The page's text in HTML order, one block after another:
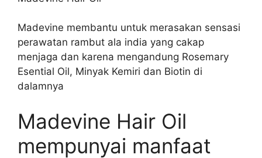
Madevine membantu untuk merasakan sensasi
perawatan rambut ala india yang cakap
menjaga dan karena mengandung Rosemary
Esential Oil, Minyak Kemiri dan Biotin di
dalamnya
Madevine Hair Oil
mempunyai manfaat